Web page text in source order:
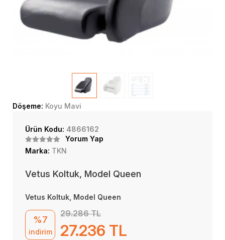
Döşeme: Koyu Mavi
Ürün Kodu: 4866162
Yorum Yap
Marka: TKN
Vetus Koltuk, Model Queen
Vetus Koltuk, Model Queen
%7
indirim
29.286 TL
27.236 TL